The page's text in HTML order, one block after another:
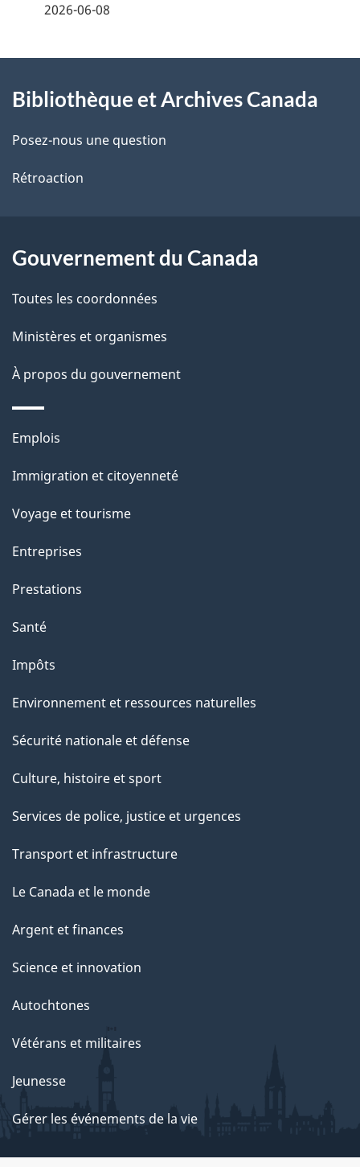
i
l
s
e
p
a
2026-06-08
propos
de
ce
Bibliothèque et Archives Canada
Posez-nous une question
Rétroaction
Gouvernement du Canada
Toutes les coordonnées
Ministères et organismes
À propos du gouvernement
Thèmes
sujets
Emplois
Immigration et citoyenneté
Voyage et tourisme
Entreprises
Prestations
Santé
Impôts
Environnement et ressources naturelles
Sécurité nationale et défense
Culture, histoire et sport
Services de police, justice et urgences
Transport et infrastructure
Le Canada et le monde
Argent et finances
Science et innovation
Autochtones
Vétérans et militaires
Jeunesse
Gérer les événements de la vie